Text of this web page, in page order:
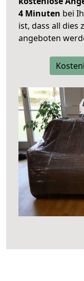
4 Minuten bei
ist, dass all dies
angeboten